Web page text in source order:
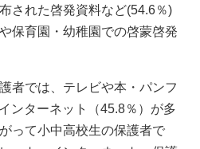
された啓発資料など(54.6％)
保育園・幼稚園での啓蒙啓発
者では、テレビや本・パンフ
ンターネット（45.8％）が多
って小中高校生の保護者で